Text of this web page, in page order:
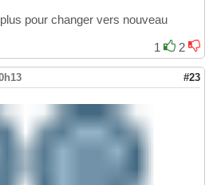
pour changer vers nouveau
1
2
#23